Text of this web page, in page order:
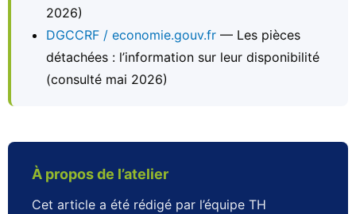
2026)
DGCCRF / economie.gouv.fr — Les pièces
détachées : l’information sur leur disponibilité
(consulté mai 2026)
À propos de l’atelier
Cet article a été rédigé par l’équipe TH